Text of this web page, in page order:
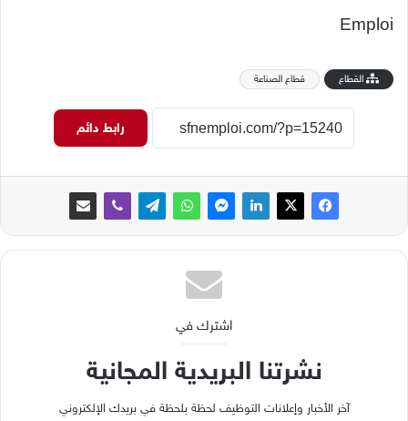
القطاع قطاع الصناعة
رابط دائم
اشترك في
نشرتنا البريدية المجانية
آخر الأخبار وإعلانات التوظيف لحظة بلحظة في بريدك الإلكتروني